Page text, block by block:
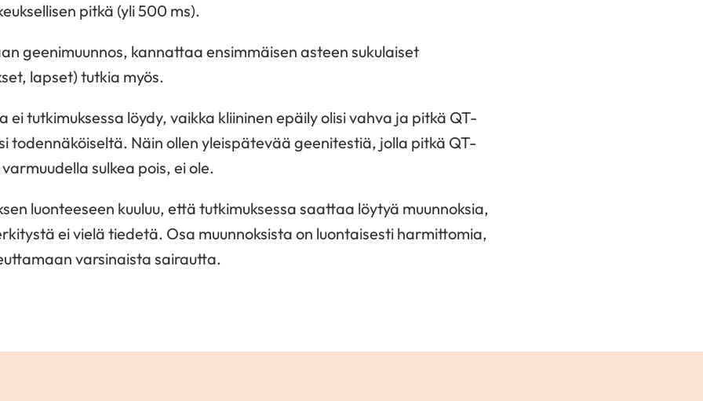
pitkä (yli 500 ms).
geenimuunnos, kannattaa ensimmäisen asteen sukulaiset
lapset) tutkia myös.
ei tutkimuksessa löydy, vaikka kliininen epäily olisi vahva ja pitkä QT-
todennäköiseltä. Näin ollen yleispätevää geenitestiä, jolla pitkä QT-
sulkea pois, ei ole.
luonteeseen kuuluu, että tutkimuksessa saattaa löytyä muunnoksia,
ei vielä tiedetä. Osa muunnoksista on luontaisesti harmittomia,
varsinaista sairautta.